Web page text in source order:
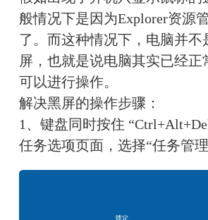
般情况下是因为Explorer资源
了。而这种情况下，电脑并不
屏，也就是说电脑其实已经正
可以进行操作。
解决黑屏的操作步骤：
1、键盘同时按住
任务选项页面，选择“任务管理